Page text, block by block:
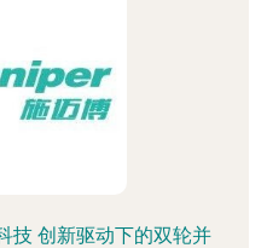
技 创新驱动下的双轮并